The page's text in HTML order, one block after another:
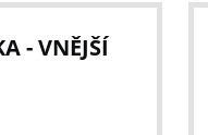
- VNĚJŠÍ